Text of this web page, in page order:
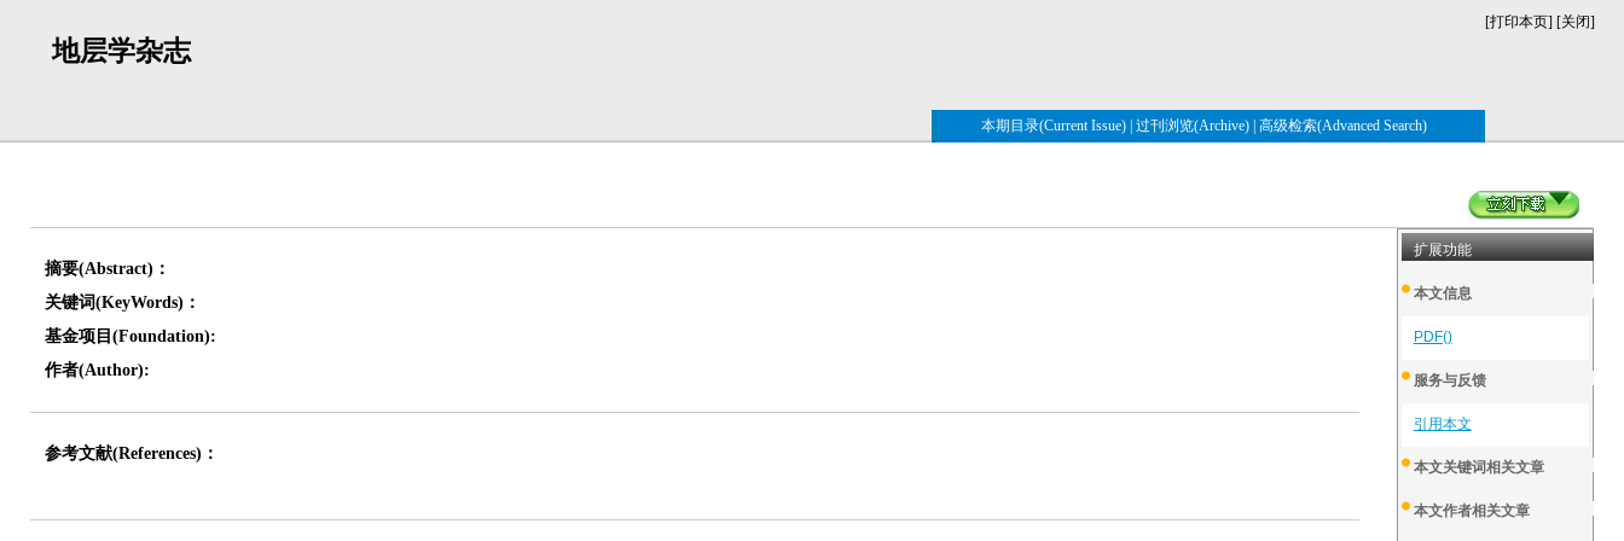
地层学杂志
[打印本页] [关闭]
本期目录(Current Issue)| 过刊浏览(Archive)| 高级检索(Advanced Search)
摘要(Abstract)：
关键词(KeyWords)：
基金项目(Foundation):
作者(Author):
参考文献(References)：
扩展功能
本文信息
PDF()
服务与反馈
引用本文
本文关键词相关文章
本文作者相关文章